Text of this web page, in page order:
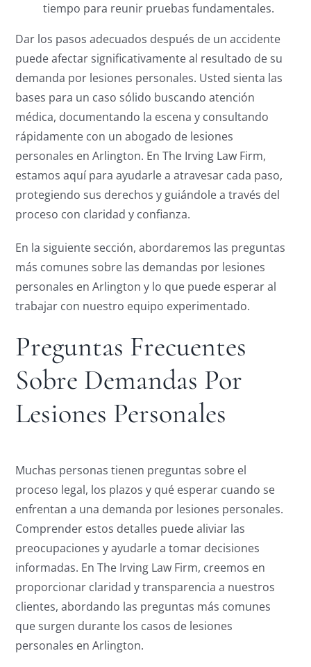
tiempo para reunir pruebas fundamentales.
Dar los pasos adecuados después de un accidente
puede afectar significativamente al resultado de su
demanda por lesiones personales. Usted sienta las
bases para un caso sólido buscando atención
médica, documentando la escena y consultando
rápidamente con un abogado de lesiones
personales en Arlington. En The Irving Law Firm,
estamos aquí para ayudarle a atravesar cada paso,
protegiendo sus derechos y guiándole a través del
proceso con claridad y confianza.
En la siguiente sección, abordaremos las preguntas
más comunes sobre las demandas por lesiones
personales en Arlington y lo que puede esperar al
trabajar con nuestro equipo experimentado.
Preguntas Frecuentes
Sobre Demandas Por
Lesiones Personales
Muchas personas tienen preguntas sobre el
proceso legal, los plazos y qué esperar cuando se
enfrentan a una demanda por lesiones personales.
Comprender estos detalles puede aliviar las
preocupaciones y ayudarle a tomar decisiones
informadas. En The Irving Law Firm, creemos en
proporcionar claridad y transparencia a nuestros
clientes, abordando las preguntas más comunes
que surgen durante los casos de lesiones
personales en Arlington.